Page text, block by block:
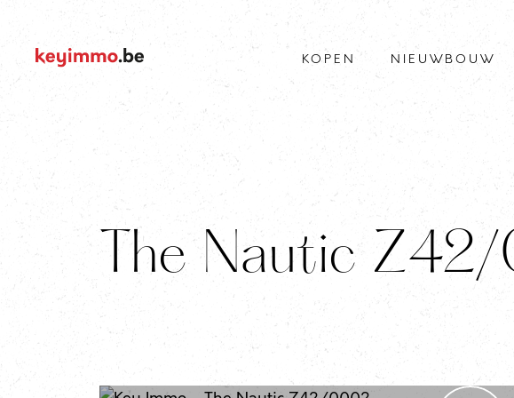
KOPEN NIEUWBOUW
The Nautic